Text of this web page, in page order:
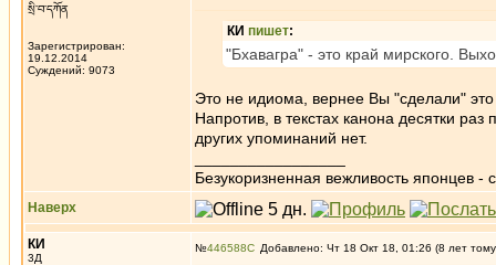
སྲི་བ་དཀོན
Зарегистрирован:
19.12.2014
Суждений: 9073
КИ пишет:
"Бхавагра" - это край мирского.
Это не идиома, вернее Вы "сделали"
Напротив, в текстах канона десятки
других упоминаний нет.
Безукоризненная вежливость японцев -
Наверх
КИ
3Д
№446588 Добавлено: Чт 18 Окт 18, 01:26 (8 лет